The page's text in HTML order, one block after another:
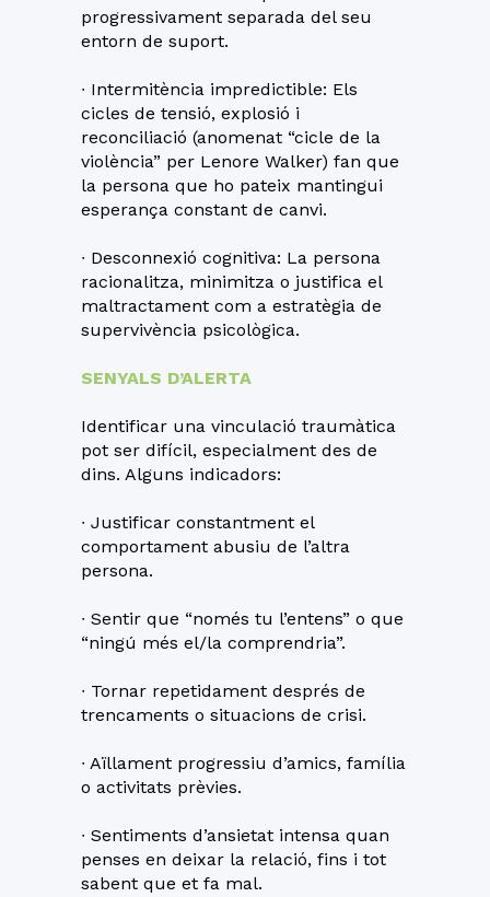
progressivament separada del seu
entorn de suport.
∙ Intermitència impredictible: Els
cicles de tensió, explosió i
reconciliació (anomenat “cicle de la
violència” per Lenore Walker) fan que
la persona que ho pateix mantingui
esperança constant de canvi.
∙ Desconnexió cognitiva: La persona
racionalitza, minimitza o justifica el
maltractament com a estratègia de
supervivència psicològica.
SENYALS D’ALERTA
Identificar una vinculació traumàtica
pot ser difícil, especialment des de
dins. Alguns indicadors:
∙ Justificar constantment el
comportament abusiu de l’altra
persona.
∙ Sentir que “només tu l’entens” o que
“ningú més el/la comprendria”.
∙ Tornar repetidament després de
trencaments o situacions de crisi.
∙ Aïllament progressiu d’amics, família
o activitats prèvies.
∙ Sentiments d’ansietat intensa quan
penses en deixar la relació, fins i tot
sabent que et fa mal.